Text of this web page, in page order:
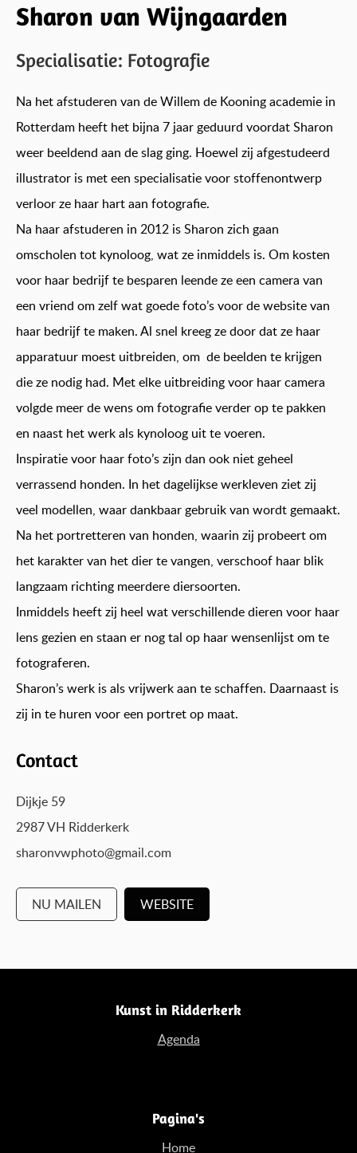
Sharon van Wijngaarden
Specialisatie: Fotografie
Na het afstuderen van de Willem de Kooning academie in
Rotterdam heeft het bijna 7 jaar geduurd voordat Sharon
weer beeldend aan de slag ging. Hoewel zij afgestudeerd
illustrator is met een specialisatie voor stoffenontwerp
verloor ze haar hart aan fotografie.
Na haar afstuderen in 2012 is Sharon zich gaan
omscholen tot kynoloog, wat ze inmiddels is. Om kosten
voor haar bedrijf te besparen leende ze een camera van
een vriend om zelf wat goede foto’s voor de website van
haar bedrijf te maken. Al snel kreeg ze door dat ze haar
apparatuur moest uitbreiden, om de beelden te krijgen
die ze nodig had. Met elke uitbreiding voor haar camera
volgde meer de wens om fotografie verder op te pakken
en naast het werk als kynoloog uit te voeren.
Inspiratie voor haar foto’s zijn dan ook niet geheel
verrassend honden. In het dagelijkse werkleven ziet zij
veel modellen, waar dankbaar gebruik van wordt gemaakt.
Na het portretteren van honden, waarin zij probeert om
het karakter van het dier te vangen, verschoof haar blik
langzaam richting meerdere diersoorten.
Inmiddels heeft zij heel wat verschillende dieren voor haar
lens gezien en staan er nog tal op haar wensenlijst om te
fotograferen.
Sharon’s werk is als vrijwerk aan te schaffen. Daarnaast is
zij in te huren voor een portret op maat.
Contact
Dijkje 59
2987 VH Ridderkerk
sharonvwphoto@gmail.com
NU MAILEN WEBSITE
Kunst in Ridderkerk
Agenda
Pagina's
Home